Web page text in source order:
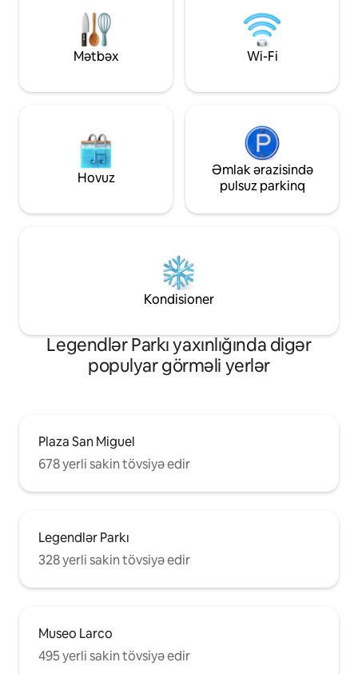
təhlükəsizlikdən yararlanın. San-Miqeldə
strateji mövqedə yerləşir, universitetlərə
və ticarət mərkəzlərinə yaxındır və hava
limanından 20 dəqiqədən az
Mətbəx Wi-Fi
Hovuz
Əmlak ərazisində
pulsuz parkinq
Kondisioner
Legendlər Parkı yaxınlığında digər
populyar görməli yerlər
Plaza San Miguel
678 yerli sakin tövsiyə edir
Legendlər Parkı
328 yerli sakin tövsiyə edir
Museo Larco
495 yerli sakin tövsiyə edir